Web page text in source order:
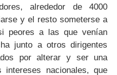
alrededor de 4000
y el resto someterse a
peores a las que venían
junto a otros dirigentes
por alterar y ser una
nacionales, que